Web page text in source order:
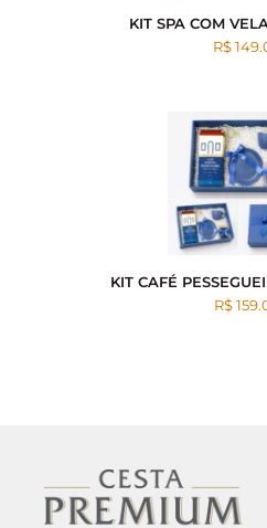
KIT SPA COM
R$
KIT CAFÉ
R$